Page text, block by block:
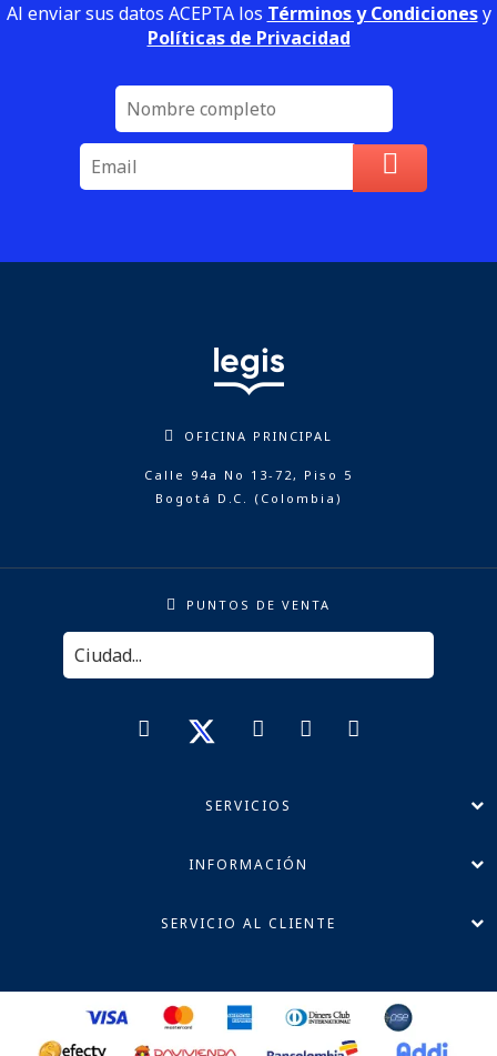
Al enviar sus datos ACEPTA los Términos y Condicionesy
Políticas de Privacidad
OFICINA PRINCIPAL
Calle 94a No 13-72, Piso 5
Bogotá D.C. (Colombia)
PUNTOS DE VENTA
SERVICIOS
INFORMACIÓN
SERVICIO AL CLIENTE